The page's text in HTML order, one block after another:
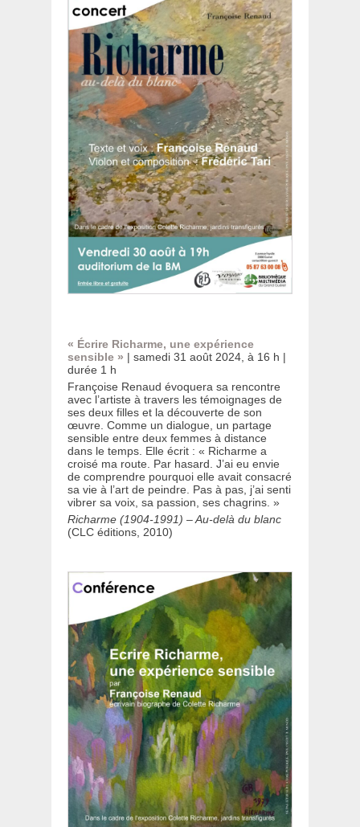
« Écrire Richarme, une expérience
sensible » | samedi 31 août 2024, à 16 h |
durée 1 h
Françoise Renaud évoquera sa rencontre
avec l’artiste à travers les témoignages de
ses deux filles et la découverte de son
œuvre. Comme un dialogue, un partage
sensible entre deux femmes à distance
dans le temps. Elle écrit : « Richarme a
croisé ma route. Par hasard. J’ai eu envie
de comprendre pourquoi elle avait consacré
sa vie à l’art de peindre. Pas à pas, j’ai senti
vibrer sa voix, sa passion, ses chagrins. »
Richarme (1904-1991) – Au-delà du blanc
(CLC éditions, 2010)